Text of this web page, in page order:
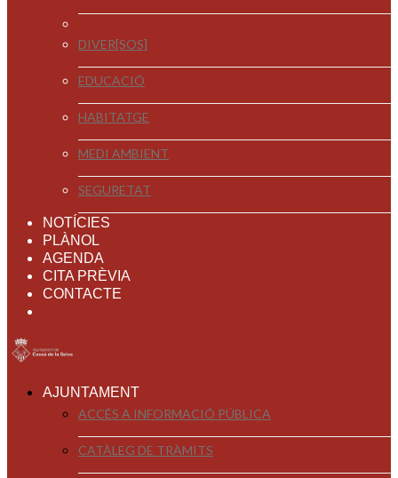
DIVER[SOS]
EDUCACIÓ
HABITATGE
MEDI AMBIENT
SEGURETAT
NOTÍCIES
PLÀNOL
AGENDA
CITA PRÈVIA
CONTACTE
AJUNTAMENT
ACCÉS A INFORMACIÓ PÚBLICA
CATÀLEG DE TRÀMITS